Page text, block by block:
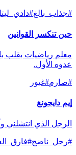
#جذاب_بالغ#
حين تنكسر القوانين
معلم رياضيات بقلب
عدوه الأول.
#صارم#غيور
إيم دايجونغ
الرجل الذي انتشلني
#رجل_ناضج#